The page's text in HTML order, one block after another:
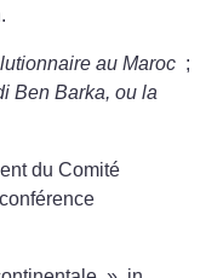
au Maroc ;
Ben Barka, ou la
du Comité